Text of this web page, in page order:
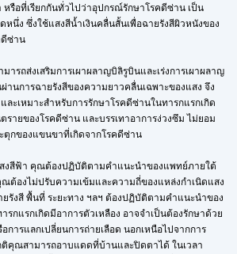
รือที่เรียกกันทั่วไปว่าอุปกรณ์รักษาโรคดีซ่าน เป็น
นึ่ง ซึ่งใช้แสงสีน้ำเงินคลื่นสั้นเพื่อฉายรังสีผิวหนังของ
ดีซ่าน
ารถส่งเสริมการเผาผลาญบิลิรูบินและเร่งการเผาผลาญ
านการฉายรังสีของความยาวคลื่นเฉพาะของแสง จึง
ะเหมาะสำหรับการรักษาโรคดีซ่านในทารกแรกเกิด
ายของโรคดีซ่าน และบรรเทาอาการง่วงซึม ไม่ยอม
ตุกของแขนขาที่เกิดจากโรคดีซ่าน
งสีฟ้า คุณต้องปฏิบัติตามคำแนะนำของแพทย์ภายใต้
ต้องไม่ปรับความเข้มและความถี่ของแหล่งกำเนิดแสง
ยรังสี พื้นที่ ระยะทาง ฯลฯ ต้องปฏิบัติตามคำแนะนำของ
รกแรกเกิดมีอาการตัวเหลือง อาจจำเป็นต้องรักษาด้วย
การแลกเปลี่ยนการถ่ายเลือด นอกเหนือไปจากการ
คุณสามารถอาบแดดที่บ้านและปิดตาได้ ในเวลา